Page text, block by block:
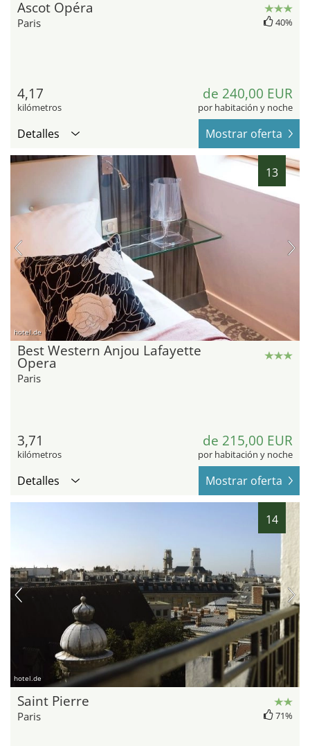
Ascot Opéra
Paris 40%
4,17
kilómetros
de 240,00 EUR
por habitación y noche
Detalles Mostrar oferta
13
hotel.de
Best Western Anjou Lafayette
Opera
Paris
3,71
kilómetros
de 215,00 EUR
por habitación y noche
Detalles Mostrar oferta
14
hotel.de
Saint Pierre
Paris 71%